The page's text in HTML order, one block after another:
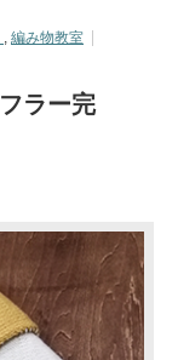
, 編み物教室
ラー完